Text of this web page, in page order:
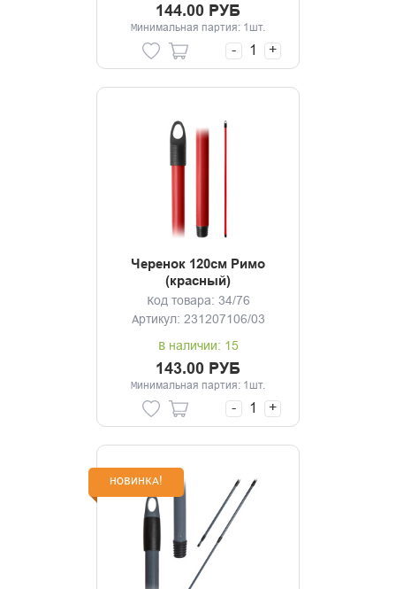
144.00 РУБ
Минимальная партия: 1шт.
- +
Черенок 120см Римо
(красный)
Код товара: 34/76
Артикул: 231207106/03
В наличии: 15
143.00 РУБ
Минимальная партия: 1шт.
- +
НОВИНКА!